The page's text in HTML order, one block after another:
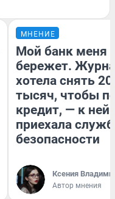
МНЕНИЕ
Мой банк меня
бережет.
хотела снять
тысяч, чтобы
кредит, — к
приехала
безопасности
Ксения
Автор мнения